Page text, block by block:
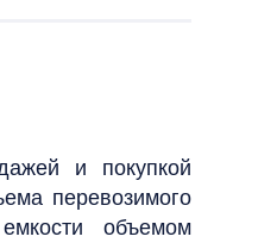
и покупкой
перевозимого
объемом